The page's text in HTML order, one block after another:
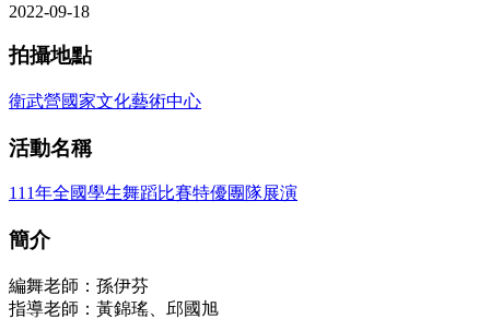
2022-09-18
拍攝地點
衛武營國家文化藝術中心
活動名稱
111年全國學生舞蹈比賽特優團隊展演
簡介
編舞老師：孫伊芬
指導老師：黃錦瑤、邱國旭